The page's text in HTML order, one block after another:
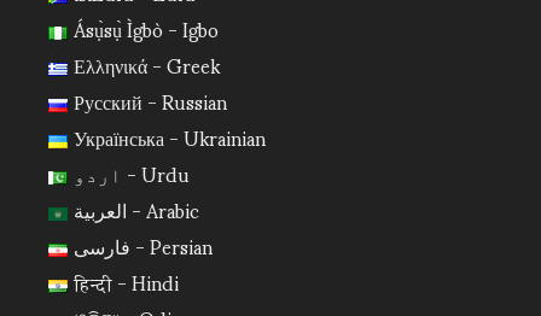
Ásụ̀sụ̀ Ìgbò - Igbo
Ελληνικά - Greek
Русский - Russian
Українська - Ukrainian
اردو - Urdu
العربية - Arabic
فارسی - Persian
हिन्दी - Hindi